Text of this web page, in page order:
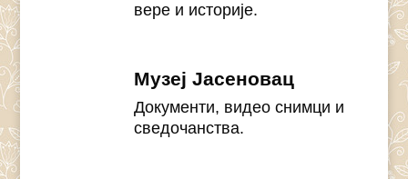
вере и историје.
Музеј Јасеновац
Документи, видео снимци и
сведочанства.